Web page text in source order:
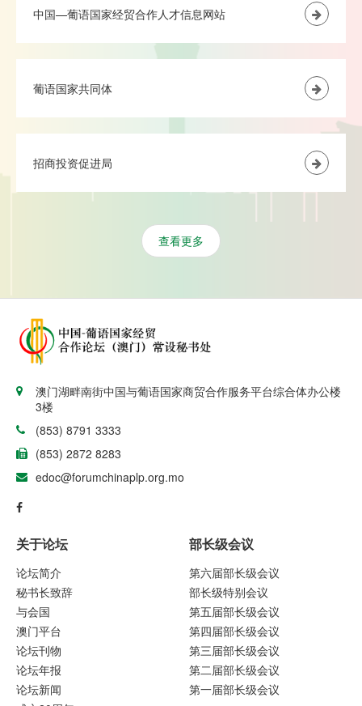
中国—葡语国家经贸合作人才信息网站
葡语国家共同体
招商投资促进局
查看更多
澳门湖畔南街中国与葡语国家商贸合作服务平台综合体办公楼
3楼
(853) 8791 3333
(853) 2872 8283
edoc@forumchinaplp.org.mo
关于论坛
论坛简介
秘书长致辞
与会国
澳门平台
论坛刊物
论坛年报
论坛新闻
部长级会议
第六届部长级会议
部长级特别会议
第五届部长级会议
第四届部长级会议
第三届部长级会议
第二届部长级会议
第一届部长级会议